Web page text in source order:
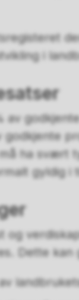
i
av
ha svært
gyldig i
og
Dette kan